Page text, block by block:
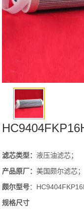
滤芯类型：液压油滤芯；
产品原厂：美国颇尔滤芯；
颇尔型号：
规格尺寸